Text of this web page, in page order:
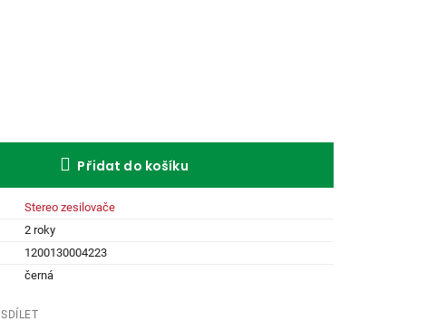
Stereo zesilovače
2 roky
1200130004223
černá
Přidat do košíku
SDÍLET